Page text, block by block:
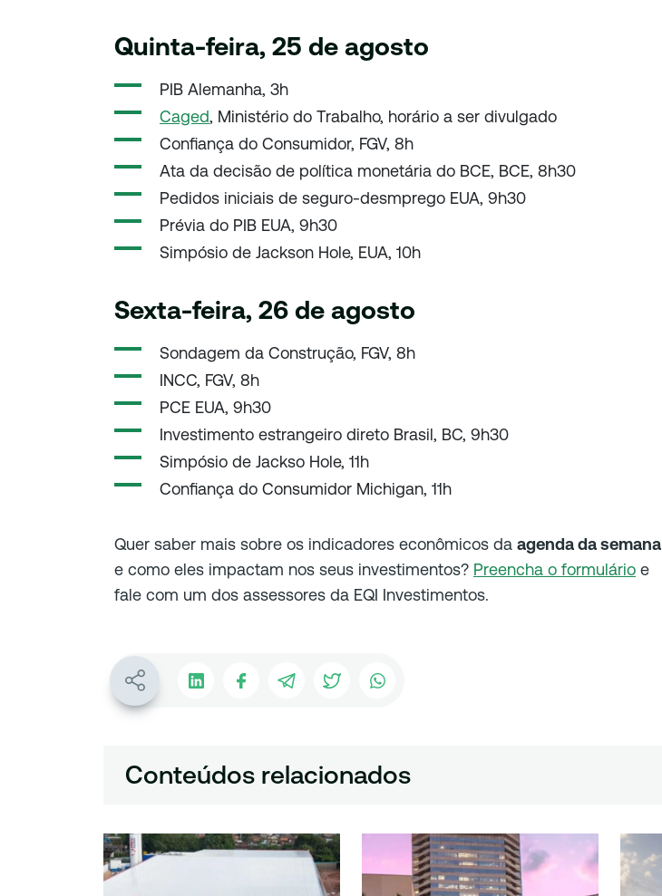
Quinta-feira, 25 de agosto
PIB Alemanha, 3h
Caged, Ministério do Trabalho, horário a ser divulgado
Confiança do Consumidor, FGV, 8h
Ata da decisão de política monetária do BCE, BCE, 8h30
Pedidos iniciais de seguro-desmprego EUA, 9h30
Prévia do PIB EUA, 9h30
Simpósio de Jackson Hole, EUA, 10h
Sexta-feira, 26 de agosto
Sondagem da Construção, FGV, 8h
INCC, FGV, 8h
PCE EUA, 9h30
Investimento estrangeiro direto Brasil, BC, 9h30
Simpósio de Jackso Hole, 11h
Confiança do Consumidor Michigan, 11h
Quer saber mais sobre os indicadores econômicos da agenda da semana
e como eles impactam nos seus investimentos? Preencha o formulário e
fale com um dos assessores da EQI Investimentos.
Conteúdos relacionados